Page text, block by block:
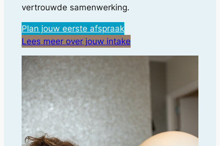
vertrouwde samenwerking.
Plan jouw eerste afspraak
Lees meer over jouw intake